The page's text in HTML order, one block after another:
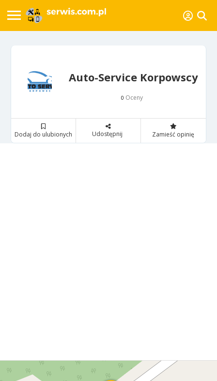
Auto-Service Korpowscy
0 Oceny
Dodaj do ulubionych Udostępnij Zamieść opinię